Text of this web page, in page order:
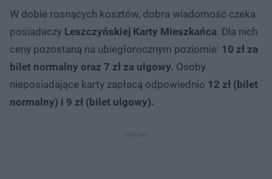
W dobie rosnących kosztów, dobra wiadomość czeka
posiadaczy Leszczyńskiej Karty Mieszkańca. Dla nich
ceny pozostaną na ubiegłorocznym poziomie: 10 zł za
bilet normalny oraz 7 zł za ulgowy. Osoby
nieposiadające karty zapłacą odpowiednio 12 zł (bilet
normalny) i 9 zł (bilet ulgowy).